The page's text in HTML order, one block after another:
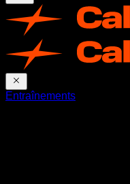
Entraînements